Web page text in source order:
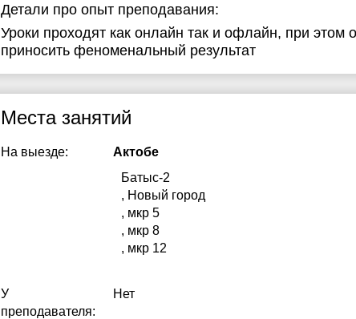
Детали про опыт преподавания:
Уроки проходят как онлайн так и офлайн, при этом
приносить феноменальный результат
Места занятий
На выезде:
Актобе
Батыс-2
, Новый город
, мкр 5
, мкр 8
, мкр 12
У
преподавателя:
Нет